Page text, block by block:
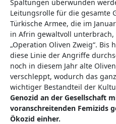
Spaltungen überwunden
Leitungsrolle für die gesamte
Türkische Armee, die im
in Afrin gewaltvoll
„Operation Oliven Zweig“. Bis
diese Linie der Angriffe
noch in diesem Jahr alte
verschleppt, wodurch das
wichtiger Bestandteil der
Genozid an der Gesellschaft
voranschreitenden Femizids
Ökozid einher.